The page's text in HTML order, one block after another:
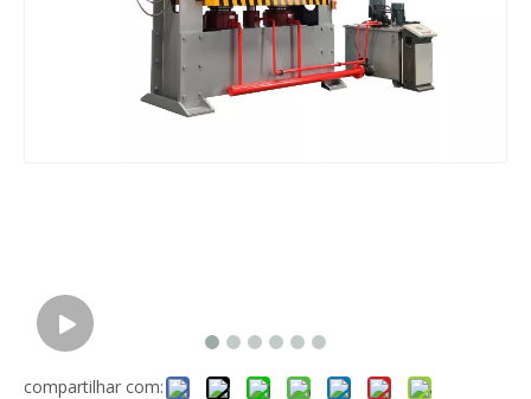
compartilhar com: